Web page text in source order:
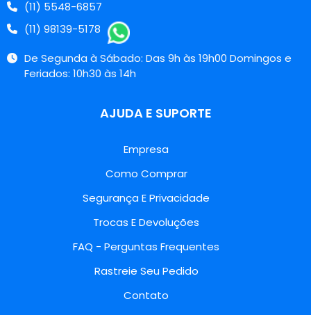
(11) 5548-6857
(11) 98139-5178
De Segunda à Sábado: Das 9h às 19h00 Domingos e
Feriados: 10h30 às 14h
AJUDA E SUPORTE
Empresa
Como Comprar
Segurança E Privacidade
Trocas E Devoluções
FAQ - Perguntas Frequentes
Rastreie Seu Pedido
Contato